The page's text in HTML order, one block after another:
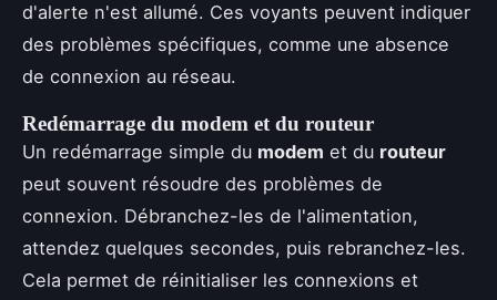
d'alerte n'est allumé. Ces voyants peuvent indiquer
des problèmes spécifiques, comme une absence
de connexion au réseau.
Redémarrage du modem et du routeur
Un redémarrage simple du modem et du routeur
peut souvent résoudre des problèmes de
connexion. Débranchez-les de l'alimentation,
attendez quelques secondes, puis rebranchez-les.
Cela permet de réinitialiser les connexions et